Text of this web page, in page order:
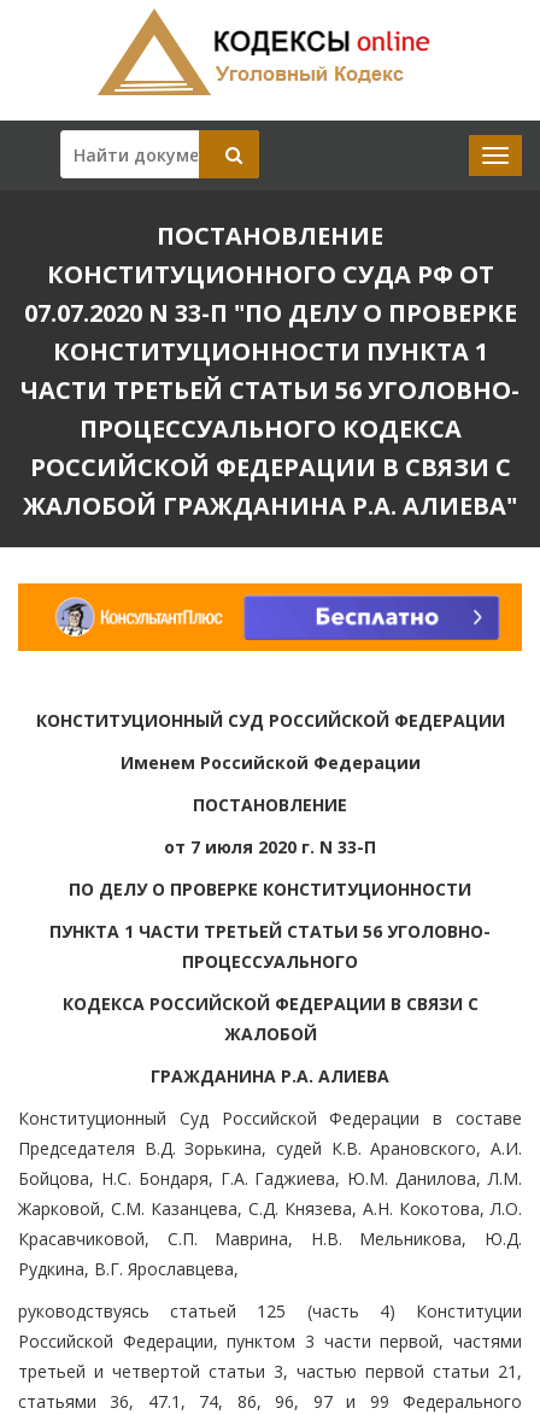
ПОСТАНОВЛЕНИЕ
КОНСТИТУЦИОННОГО СУДА РФ ОТ
07.07.2020 N 33-П "ПО ДЕЛУ О ПРОВЕРКЕ
КОНСТИТУЦИОННОСТИ ПУНКТА 1
ЧАСТИ ТРЕТЬЕЙ СТАТЬИ 56 УГОЛОВНО-
ПРОЦЕССУАЛЬНОГО КОДЕКСА
РОССИЙСКОЙ ФЕДЕРАЦИИ В СВЯЗИ С
ЖАЛОБОЙ ГРАЖДАНИНА Р.А. АЛИЕВА"
КОНСТИТУЦИОННЫЙ СУД РОССИЙСКОЙ ФЕДЕРАЦИИ
Именем Российской Федерации
ПОСТАНОВЛЕНИЕ
от 7 июля 2020 г. N 33-П
ПО ДЕЛУ О ПРОВЕРКЕ КОНСТИТУЦИОННОСТИ
ПУНКТА 1 ЧАСТИ ТРЕТЬЕЙ СТАТЬИ 56 УГОЛОВНО-
ПРОЦЕССУАЛЬНОГО
КОДЕКСА РОССИЙСКОЙ ФЕДЕРАЦИИ В СВЯЗИ С
ЖАЛОБОЙ
ГРАЖДАНИНА Р.А. АЛИЕВА
Конституционный Суд Российской Федерации в составе
Председателя В.Д. Зорькина, судей К.В. Арановского, А.И.
Бойцова, Н.С. Бондаря, Г.А. Гаджиева, Ю.М. Данилова, Л.М.
Жарковой, С.М. Казанцева, С.Д. Князева, А.Н. Кокотова, Л.О.
Красавчиковой, С.П. Маврина, Н.В. Мельникова, Ю.Д.
Рудкина, В.Г. Ярославцева,
руководствуясь статьей 125 (часть 4) Конституции
Российской Федерации, пунктом 3 части первой, частями
третьей и четвертой статьи 3, частью первой статьи 21,
статьями 36, 47.1, 74, 86, 96, 97 и 99 Федерального